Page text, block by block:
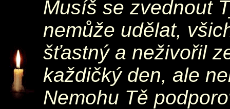
Musíš se zvednout
nemůže udělat,
šťastný a neživořil
každičký den, ale
Nemohu Tě